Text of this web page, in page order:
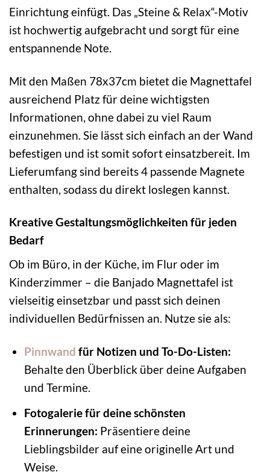
Einrichtung einfügt. Das „Steine & Relax“-Motiv
ist hochwertig aufgebracht und sorgt für eine
entspannende Note.
Mit den Maßen 78x37cm bietet die Magnettafel
ausreichend Platz für deine wichtigsten
Informationen, ohne dabei zu viel Raum
einzunehmen. Sie lässt sich einfach an der Wand
befestigen und ist somit sofort einsatzbereit. Im
Lieferumfang sind bereits 4 passende Magnete
enthalten, sodass du direkt loslegen kannst.
Kreative Gestaltungsmöglichkeiten für jeden
Bedarf
Ob im Büro, in der Küche, im Flur oder im
Kinderzimmer – die Banjado Magnettafel ist
vielseitig einsetzbar und passt sich deinen
individuellen Bedürfnissen an. Nutze sie als:
Pinnwand für Notizen und To-Do-Listen:
Behalte den Überblick über deine Aufgaben
und Termine.
Fotogalerie für deine schönsten
Erinnerungen: Präsentiere deine
Lieblingsbilder auf eine originelle Art und
Weise.